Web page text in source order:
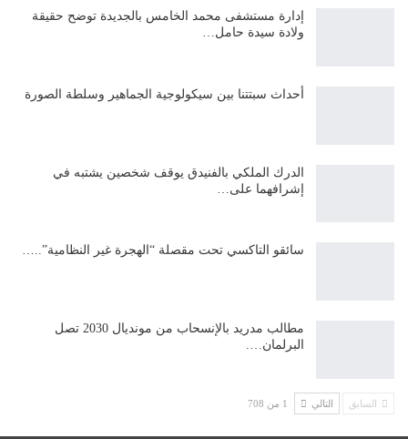
إدارة مستشفى محمد الخامس بالجديدة توضح حقيقة
ولادة سيدة حامل…
أحداث سبتتنا بين سيكولوجية الجماهير وسلطة الصورة
الدرك الملكي بالفنيدق يوقف شخصين يشتبه في
إشرافهما على…
سائقو التاكسي تحت مقصلة “الهجرة غير النظامية”..…
مطالب مدريد بالإنسحاب من مونديال 2030 تصل
البرلمان….
السابق التالي 1 من 708